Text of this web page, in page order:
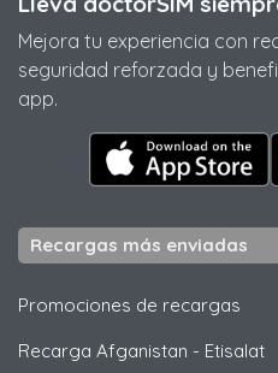
Mejora tu experiencia con
seguridad reforzada y
app.
Recargas más enviadas
Promociones de recargas
Recarga Afganistan - Etisalat